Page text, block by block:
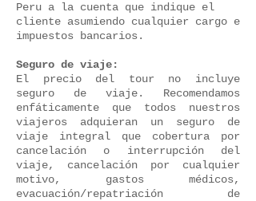
Peru a la cuenta que indique el
cliente asumiendo cualquier cargo e
impuestos bancarios.
Seguro de viaje:
El precio del tour no incluye
seguro de viaje. Recomendamos
enfáticamente que todos nuestros
viajeros adquieran un seguro de
viaje integral que cobertura por
cancelación o interrupción del
viaje, cancelación por cualquier
motivo, gastos médicos,
evacuación/repatriación de